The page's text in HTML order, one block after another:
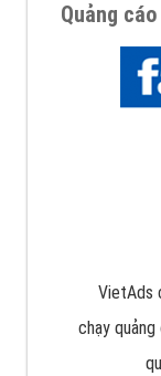
Quảng
VietAds
chạy